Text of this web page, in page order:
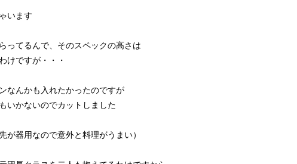
います
ってるんで、そのスペックの高さは
けですが・・・
なんかも入れたかったのですが
いかないのでカットしました
が器用なので意外と料理がうまい）